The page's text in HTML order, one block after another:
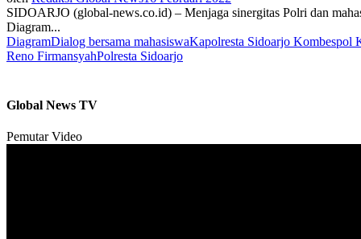
SIDOARJO (global-news.co.id) – Menjaga sinergitas Polri dan
Diagram...
DiagramDialog bersama mahasiswaKapolresta Sidoarjo Kombespol
Reno FirmansyahPolresta Sidoarjo
Global News TV
Pemutar Video